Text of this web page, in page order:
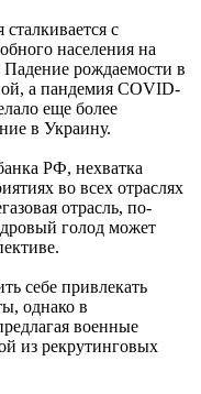
с
населения на
рождаемости в
а пандемия COVID-
еще более
в Украину.
РФ, нехватка
во всех отраслях
отрасль, по-
голод может
себе привлекать
однако в
военные
из рекрутинговых